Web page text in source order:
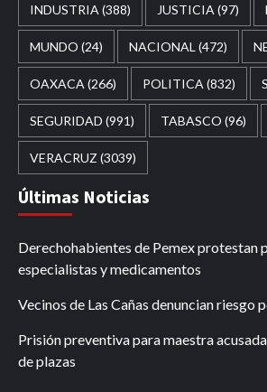
INDUSTRIA (388) JUSTICIA (97)
MUNDO (24) NACIONAL (472)
OAXACA (266) POLITICA (832)
SEGURIDAD (991) TABASCO (96)
VERACRUZ (3039)
Últimas Noticias
Derechohabientes de Pemex protestan
especialistas y medicamentos
Vecinos de Las Cañas denuncian riesgo
Prisión preventiva para maestra
de plazas